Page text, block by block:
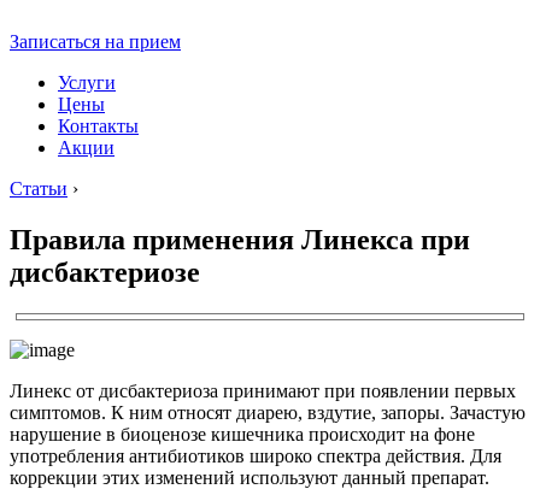
Записаться на прием
Услуги
Цены
Контакты
Акции
Статьи ›
Правила применения Линекса при
дисбактериозе
Линекс от дисбактериоза принимают при появлении первых
симптомов. К ним относят диарею, вздутие, запоры. Зачастую
нарушение в биоценозе кишечника происходит на фоне
употребления антибиотиков широко спектра действия. Для
коррекции этих изменений используют данный препарат.